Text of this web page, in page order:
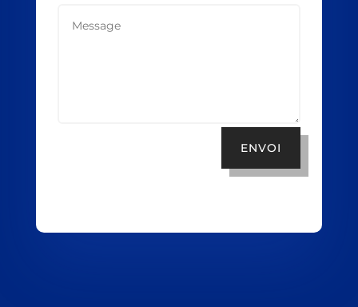
ENVOI